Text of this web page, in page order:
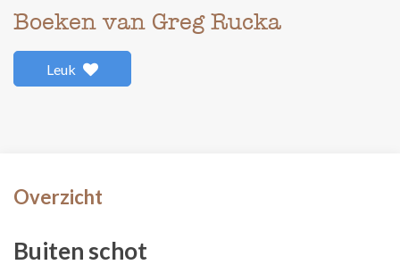
Boeken van Greg Rucka
Leuk
Overzicht
Buiten schot